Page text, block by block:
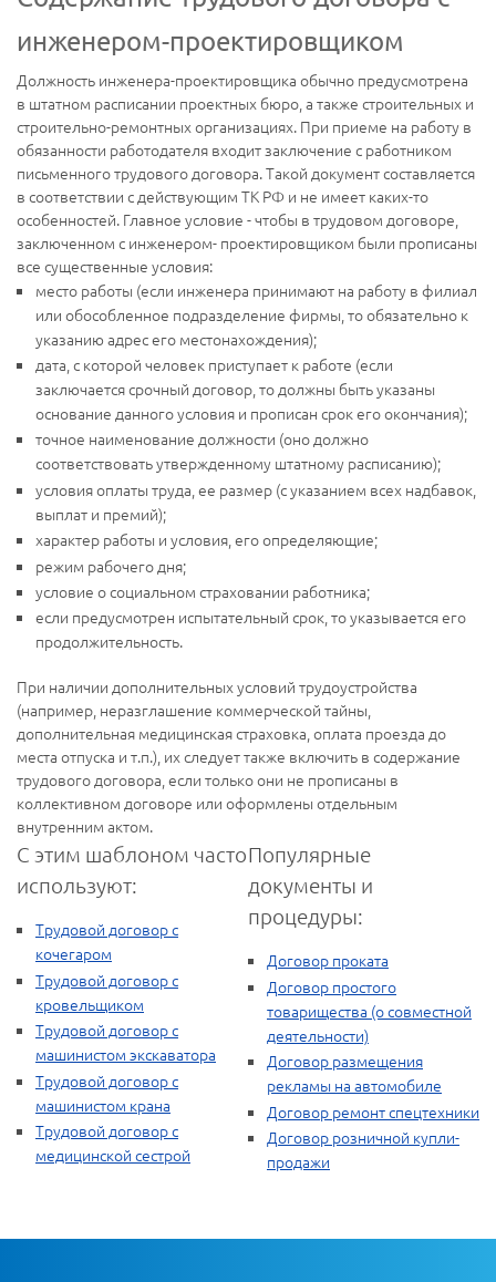
инженером-проектировщиком
Должность инженера-проектировщика обычно предусмотрена
в штатном расписании проектных бюро, а также строительных и
строительно-ремонтных организациях. При приеме на работу в
обязанности работодателя входит заключение с работником
письменного трудового договора. Такой документ составляется
в соответствии с действующим ТК РФ и не имеет каких-то
особенностей. Главное условие - чтобы в трудовом договоре,
заключенном с инженером- проектировщиком были прописаны
все существенные условия:
место работы (если инженера принимают на работу в филиал
или обособленное подразделение фирмы, то обязательно к
указанию адрес его местонахождения);
дата, с которой человек приступает к работе (если
заключается срочный договор, то должны быть указаны
основание данного условия и прописан срок его окончания);
точное наименование должности (оно должно
соответствовать утвержденному штатному расписанию);
условия оплаты труда, ее размер (с указанием всех надбавок,
выплат и премий);
характер работы и условия, его определяющие;
режим рабочего дня;
условие о социальном страховании работника;
если предусмотрен испытательный срок, то указывается его
продолжительность.
При наличии дополнительных условий трудоустройства
(например, неразглашение коммерческой тайны,
дополнительная медицинская страховка, оплата проезда до
места отпуска и т.п.), их следует также включить в содержание
трудового договора, если только они не прописаны в
коллективном договоре или оформлены отдельным
внутренним актом.
С этим шаблоном часто
используют:
Трудовой договор с
кочегаром
Трудовой договор с
кровельщиком
Трудовой договор с
машинистом экскаватора
Трудовой договор с
машинистом крана
Трудовой договор с
медицинской сестрой
Популярные
документы и
процедуры:
Договор проката
Договор простого
товарищества (о совместной
деятельности)
Договор размещения
рекламы на автомобиле
Договор ремонт спецтехники
Договор розничной купли-
продажи